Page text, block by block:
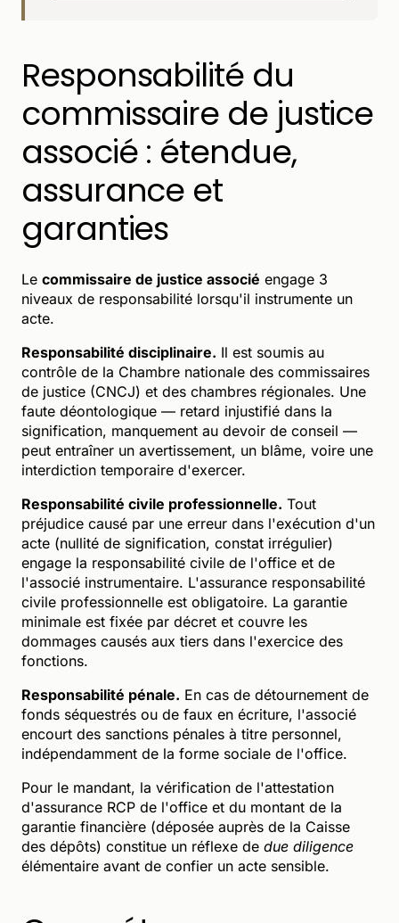
Responsabilité du
commissaire de justice
associé : étendue,
assurance et
garanties
Le commissaire de justice associé engage 3
niveaux de responsabilité lorsqu'il instrumente un
acte.
Responsabilité disciplinaire. Il est soumis au
contrôle de la Chambre nationale des commissaires
de justice (CNCJ) et des chambres régionales. Une
faute déontologique — retard injustifié dans la
signification, manquement au devoir de conseil —
peut entraîner un avertissement, un blâme, voire une
interdiction temporaire d'exercer.
Responsabilité civile professionnelle. Tout
préjudice causé par une erreur dans l'exécution d'un
acte (nullité de signification, constat irrégulier)
engage la responsabilité civile de l'office et de
l'associé instrumentaire. L'assurance responsabilité
civile professionnelle est obligatoire. La garantie
minimale est fixée par décret et couvre les
dommages causés aux tiers dans l'exercice des
fonctions.
Responsabilité pénale. En cas de détournement de
fonds séquestrés ou de faux en écriture, l'associé
encourt des sanctions pénales à titre personnel,
indépendamment de la forme sociale de l'office.
Pour le mandant, la vérification de l'attestation
d'assurance RCP de l'office et du montant de la
garantie financière (déposée auprès de la Caisse
des dépôts) constitue un réflexe de due diligence
élémentaire avant de confier un acte sensible.